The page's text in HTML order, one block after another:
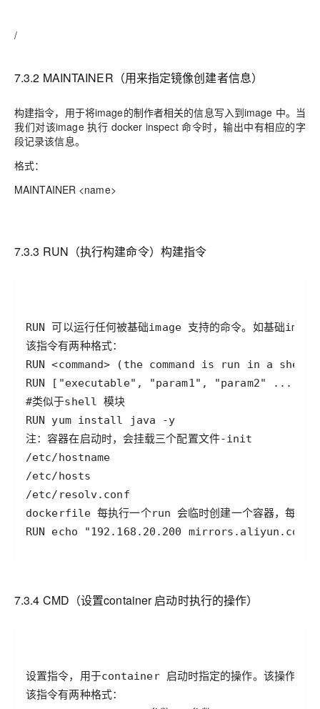
/
7.3.2 MAINTAINER（用来指定镜像创建者信息）
构建指令，用于将image的制作者相关的信息写入到image 中。当
我们对该image执行 docker inspect命令时，输出中有相应的字
段记录该信息。
格式：
MAINTAINER <name>
7.3.3 RUN（执行构建命令）构建指令
RUN echo "192.168.20.200
7.3.4 CMD（设置container启动时执行的操作）